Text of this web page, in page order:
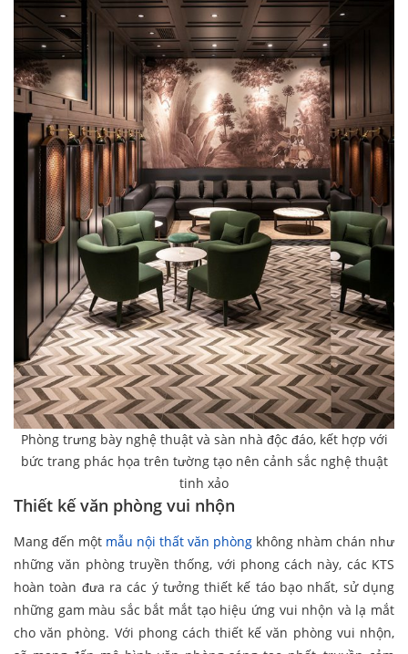
Phòng trưng bày nghệ thuật và sàn nhà độc đáo, kết hợp với
bức trang phác họa trên tường tạo nên cảnh sắc nghệ thuật
tinh xảo
Thiết kế văn phòng vui nhộn
Mang đến một mẫu nội thất văn phòng không nhàm chán như
những văn phòng truyền thống, với phong cách này, các KTS
hoàn toàn đưa ra các ý tưởng thiết kế táo bạo nhất, sử dụng
những gam màu sắc bắt mắt tạo hiệu ứng vui nhộn và lạ mắt
cho văn phòng. Với phong cách thiết kế văn phòng vui nhộn,